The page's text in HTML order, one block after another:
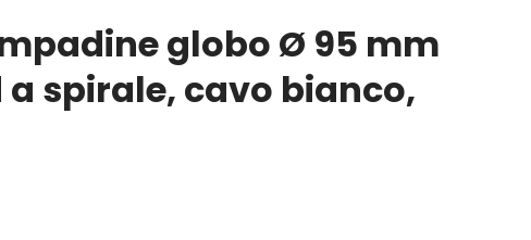
globo Ø 95 mm
spirale, cavo bianco,